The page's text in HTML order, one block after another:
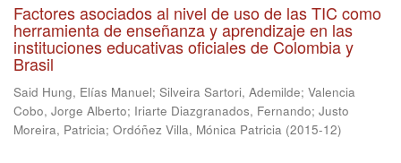
Factores asociados al nivel de uso de las TIC como
herramienta de enseñanza y aprendizaje en las
instituciones educativas oficiales de Colombia y
Brasil
Said Hung, Elías Manuel; Silveira Sartori, Ademilde; Valencia
Cobo, Jorge Alberto; Iriarte Diazgranados, Fernando; Justo
Moreira, Patricia; Ordóñez Villa, Mónica Patricia (2015-12)